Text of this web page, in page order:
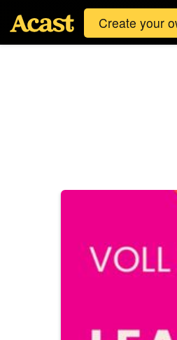
Create your